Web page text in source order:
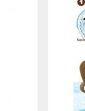
Renato
Sempre molto
sempre gentili e
Oltre a migliaia di
possono trovare
seggiolini per auto
migliori